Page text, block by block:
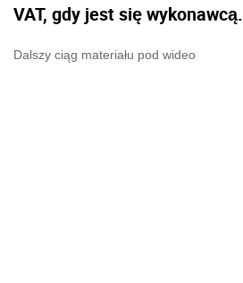
VAT, gdy jest się wykonawcą.
Dalszy ciąg materiału pod wideo